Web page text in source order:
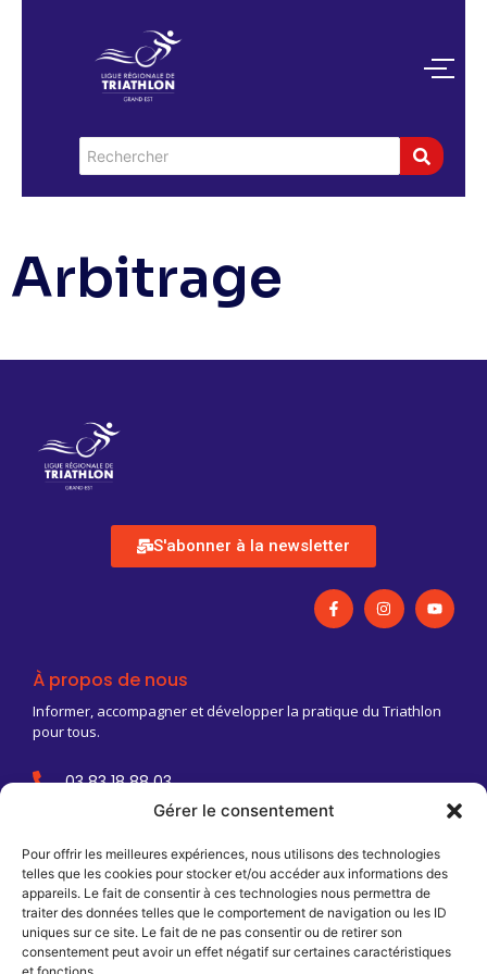
Gérer le consentement
Pour offrir les meilleures expériences, nous utilisons des technologies
telles que les cookies pour stocker et/ou accéder aux informations des
appareils. Le fait de consentir à ces technologies nous permettra de
traiter des données telles que le comportement de navigation ou les ID
uniques sur ce site. Le fait de ne pas consentir ou de retirer son
consentement peut avoir un effet négatif sur certaines caractéristiques
Arbitrage
S'abonner à la newsletter
À propos de nous
Informer, accompagner et développer la pratique du Triathlon
pour tous.
03 83 18 88 03
Contact@triathlongrandest.fr
Maison Régionale des Sports
13 rue Jean Moulin
CS 70001
54510 Tomblaine
Infos pratiques T2AREA / FFTRI